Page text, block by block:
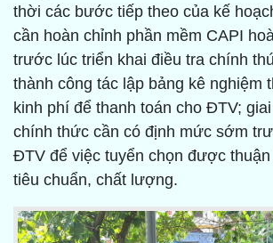
thời các bước tiếp theo của kế
cần hoàn chỉnh phần mềm CAPI
trước lúc triển khai điều tra chính
thành công tác lập bảng kê nghiệm
kinh phí để thanh toán cho ĐTV;
chính thức cần có định mức sớm
ĐTV để việc tuyển chọn được
tiêu chuẩn, chất lượng.